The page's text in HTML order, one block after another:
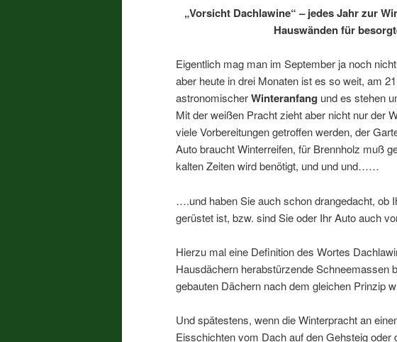
„Vorsicht Dachlawine“ – jedes Jahr zur
Hauswänden für
Eigentlich mag man im September ja noch
aber heute in drei Monaten ist es so weit, am
astronomischerWinteranfang und es stehen
Mit der weißen Pracht zieht aber nicht nur der
viele Vorbereitungen getroffen werden, der
Auto braucht Winterreifen, für Brennholz muß
kalten Zeiten wird benötigt, und und und……
….und haben Sie auch schon drangedacht, ob
gerüstet ist, bzw. sind Sie oder Ihr Auto auch
Hierzu mal eine Definition des Wortes
Hausdächern herabstürzende Schneemassen
gebauten Dächern nach dem gleichen Prinzip
Und spätestens, wenn die Winterpracht an
Eisschichten vom Dach auf den Gehsteig oder